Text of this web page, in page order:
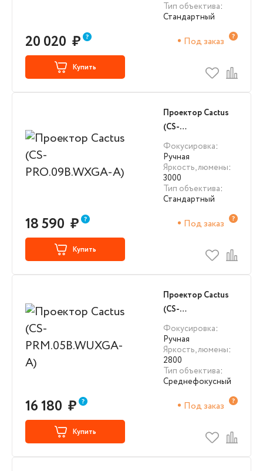
Тип объектива:
Стандартный
20 020 ₽ Под заказ
Купить
Проектор Cactus
(CS-
PRO.09B.WXGA-A)
Фокусировка:
Ручная
Яркость, люмены:
3000
Тип объектива:
Стандартный
18 590 ₽ Под заказ
Купить
Проектор Cactus
(CS-
PRM.05B.WUXGA-
A)
Фокусировка:
Ручная
Яркость, люмены:
2800
Тип объектива:
Среднефокусный
16 180 ₽ Под заказ
Купить